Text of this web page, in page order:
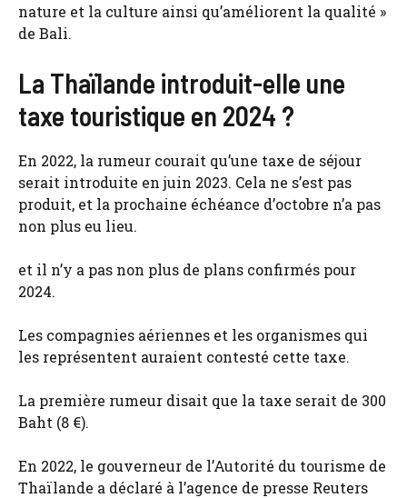
nature et la culture ainsi qu’améliorent la qualité »
de Bali.
La Thaïlande introduit-elle une
taxe touristique en 2024 ?
En 2022, la rumeur courait qu’une taxe de séjour
serait introduite en juin 2023. Cela ne s’est pas
produit, et la prochaine échéance d’octobre n’a pas
non plus eu lieu.
et il n’y a pas non plus de plans confirmés pour
2024.
Les compagnies aériennes et les organismes qui
les représentent auraient contesté cette taxe.
La première rumeur disait que la taxe serait de 300
Baht (8 €).
En 2022, le gouverneur de l’Autorité du tourisme de
Thaïlande a déclaré à l’agence de presse Reuters